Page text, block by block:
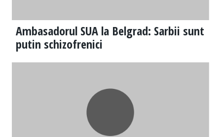
Ambasadorul SUA la Belgrad: Sarbii sunt
putin schizofrenici